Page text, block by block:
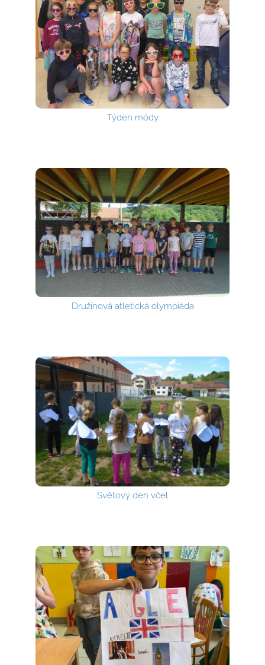
Týden módy
Družinová atletická olympiáda
Světový den včel